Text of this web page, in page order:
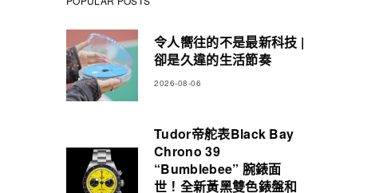
令人嚮往的不是最新科技 |
卻是久違的生活節奏
2026-08-06
Tudor帝舵表Black Bay
Chrono 39
“Bumblebee” 腕錶面
世！全新黃黑雙色錶盤和